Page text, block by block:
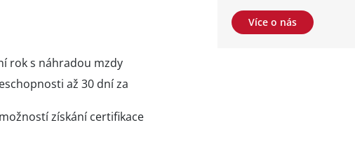
Více o nás
rok s náhradou mzdy
až 30 dní za
získání certifikace